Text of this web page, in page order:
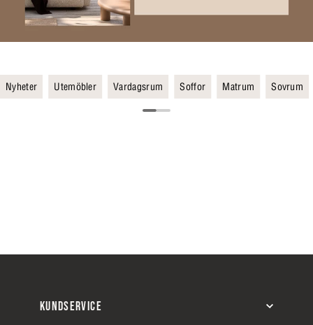
Nyheter Utemöbler Vardagsrum Soffor Matrum Sovrum
KUNDSERVICE